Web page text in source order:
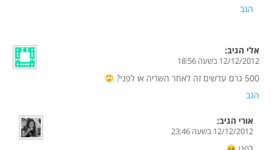
הגב
אלי הגיב:
12/12/2012 בשעה 18:56
500 גרם עדשים זה לאחר השריה או לפני?
הגב
אורי הגיב:
12/12/2012 בשעה 23:46